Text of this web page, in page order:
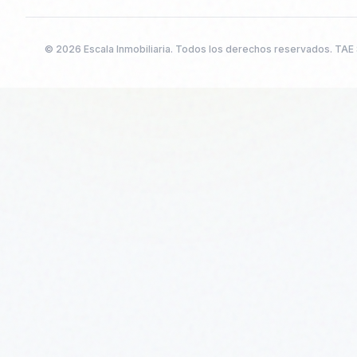
© 2026 Escala Inmobiliaria. Todos los derechos reservados. TAE